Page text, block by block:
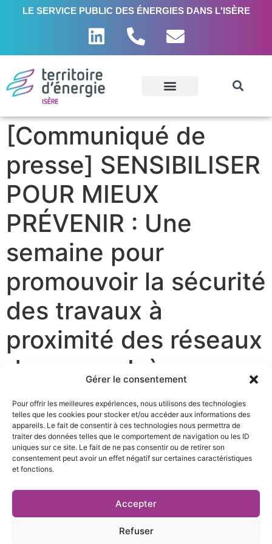
Gérer le consentement
Pour offrir les meilleures expériences, nous utilisons des technologies
telles que les cookies pour stocker et/ou accéder aux informations des
appareils. Le fait de consentir à ces technologies nous permettra de
traiter des données telles que le comportement de navigation ou les ID
uniques sur ce site. Le fait de ne pas consentir ou de retirer son
consentement peut avoir un effet négatif sur certaines caractéristiques
et fonctions.
Accepter
Refuser
LE SERVICE PUBLIC DES ÉNERGIES DANS L'ISÈRE
[Communiqué de
presse] SENSIBILISER
POUR MIEUX
PRÉVENIR : Une
semaine pour
promouvoir la sécurité
des travaux à
proximité des réseaux
de gaz en Isère
Télécharger le communiqué de presse